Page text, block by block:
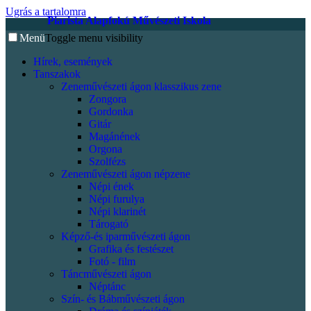
Ugrás a tartalomra
Piarista Alapfokú Művészeti Iskola
MenüToggle menu visibility
Hírek, események
Tanszakok
Zeneművészeti ágon klasszikus zene
Zongora
Gordonka
Gitár
Magánének
Orgona
Szolfézs
Zeneművészeti ágon népzene
Népi ének
Népi furulya
Népi klarinét
Tárogató
Képző-és iparművészeti ágon
Grafika és festészet
Fotó - film
Táncművészeti ágon
Néptánc
Szín- és Bábművészeti ágon